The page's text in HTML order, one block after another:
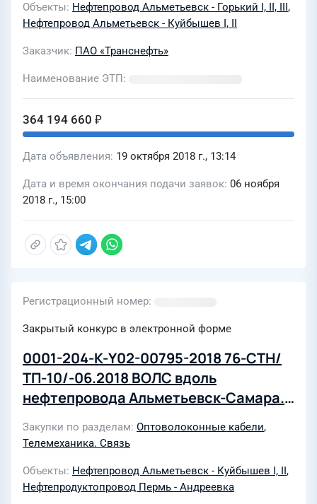
Объекты Нефтепровод Альметьевск - Горький I, II, III,
Нефтепровод Альметьевск - Куйбышев I, II
Заказчик ПАО «Транснефть»
Наименование ЭТП
364 194 660 ₽
Дата объявления 19 октября 2018 г., 13:14
Дата и время окончания подачи заявок 06 ноября
2018 г., 15:00
Регистрационный номер
Закрытый конкурс в электронной форме
0001-204-К-Y02-00795-2018 76-СТН/
ТП-10/-06.2018 ВОЛС вдоль
нефтепровода Альметьевск-Самара.
условиях "под ключ")
Закупки по разделам Оптоволоконные кабели,
Телемеханика. Связь
Объекты Нефтепровод Альметьевск - Куйбышев I, II,
Нефтепродуктопровод Пермь - Андреевка